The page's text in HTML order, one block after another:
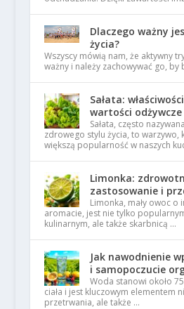
Dlaczego ważny
życia?
Wszyscy mówią nam, że aktywny
ważny i należy zachowywać go, by
Sałata:
wartości
Sałata, często
zdrowego stylu życia, to warzywo,
większą popularność w naszych
Limonka:
zastosowanie i
Limonka, mały owoc o
aromacie, jest nie tylko
kulinarnym, ale także skarbnicą …
Jak nawodnienie
i samopoczucie
Woda stanowi około
ciała i jest kluczowym elementem
przetrwania, ale także …